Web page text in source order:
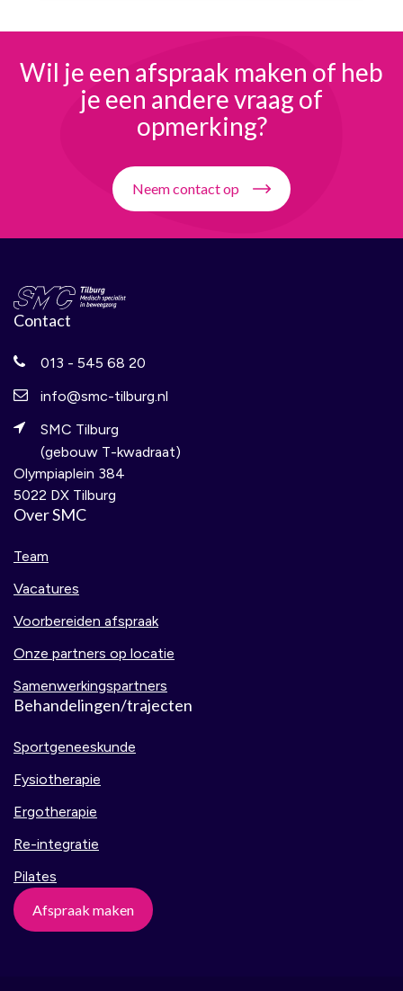
Wil je een afspraak maken of heb
je een anderevraag of
opmerking?
Neem contact op
Contact
013 - 545 68 20
info@smc-tilburg.nl
SMC Tilburg
(gebouw T-kwadraat)
Olympiaplein 384
5022 DX Tilburg
Over SMC
Team
Vacatures
Voorbereiden afspraak
Onze partners op locatie
Samenwerkingspartners
Behandelingen/trajecten
Sportgeneeskunde
Fysiotherapie
Ergotherapie
Re-integratie
Pilates
Afspraak maken